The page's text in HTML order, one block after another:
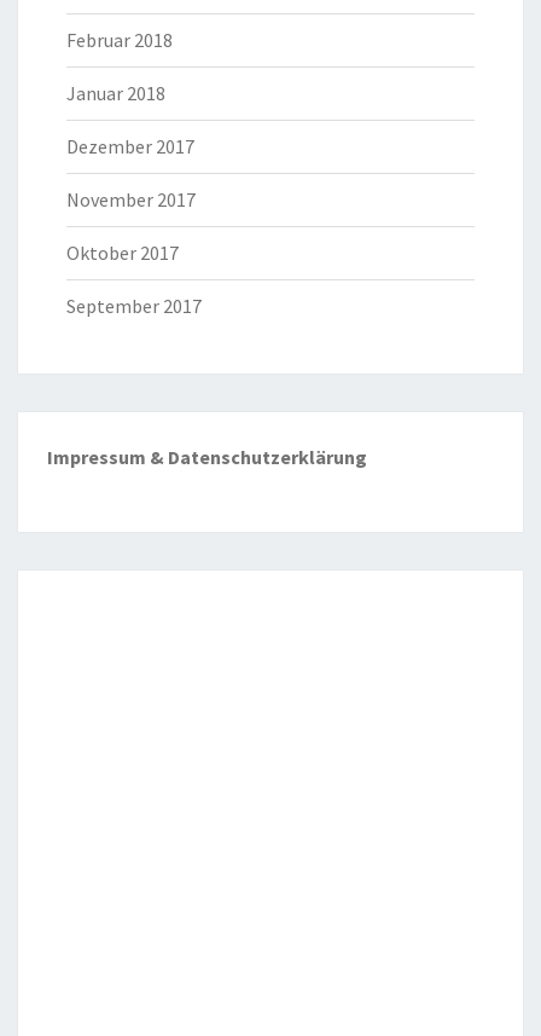
Februar 2018
Januar 2018
Dezember 2017
November 2017
Oktober 2017
September 2017
Impressum & Datenschutzerklärung